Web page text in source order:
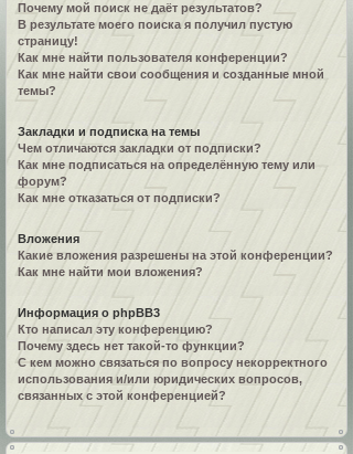
Почему мой поиск не даёт результатов?
В результате моего поиска я получил пустую
страницу!
Как мне найти пользователя конференции?
Как мне найти свои сообщения и созданные мной
темы?
Закладки и подписка на темы
Чем отличаются закладки от подписки?
Как мне подписаться на определённую тему или
форум?
Как мне отказаться от подписки?
Вложения
Какие вложения разрешены на этой конференции?
Как мне найти мои вложения?
Информация о phpBB3
Кто написал эту конференцию?
Почему здесь нет такой-то функции?
С кем можно связаться по вопросу некорректного
использования и/или юридических вопросов,
связанных с этой конференцией?